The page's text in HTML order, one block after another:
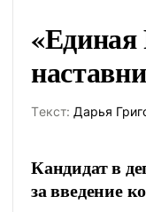
Tекст: Дарья
Кандидат в
за введение